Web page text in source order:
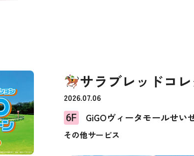
サラブレッドコ
2026.07.06
6F
GiGOヴィータモールせい
その他サービス